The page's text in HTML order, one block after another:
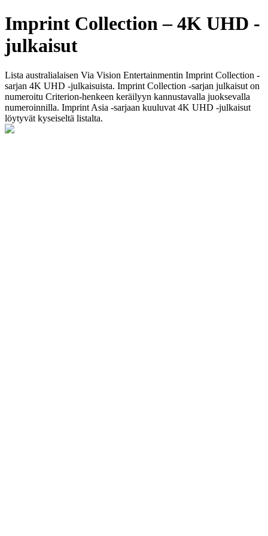
Imprint Collection – 4K UHD -
julkaisut
Lista australialaisen Via Vision Entertainmentin Imprint Collection -
sarjan 4K UHD -julkaisuista. Imprint Collection -sarjan julkaisut on
numeroitu Criterion-henkeen keräilyyn kannustavalla juoksevalla
numeroinnilla. Imprint Asia -sarjaan kuuluvat 4K UHD -julkaisut
löytyvät kyseiseltä listalta.